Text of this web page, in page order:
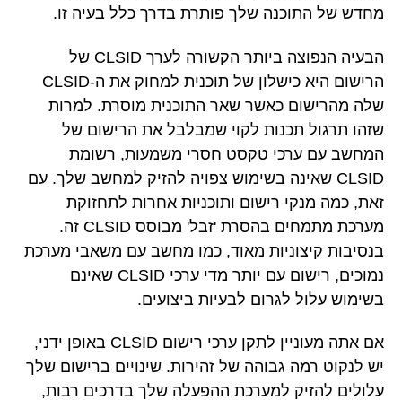
מחדש של התוכנה שלך פותרת בדרך כלל בעיה זו.
הבעיה הנפוצה ביותר הקשורה לערך CLSID של
הרישום היא כישלון של תוכנית למחוק את ה-CLSID
שלה מהרישום כאשר שאר התוכנית מוסרת. למרות
שזהו תרגול תכנות לקוי שמבלבל את הרישום של
המחשב עם ערכי טקסט חסרי משמעות, רשומת
CLSID שאינה בשימוש צפויה להזיק למחשב שלך. עם
זאת, כמה מנקי רישום ותוכניות אחרות לתחזוקת
מערכת מתמחים בהסרת 'זבל' מבוסס CLSID זה.
בנסיבות קיצוניות מאוד, כמו מחשב עם משאבי מערכת
נמוכים, רישום עם יותר מדי ערכי CLSID שאינם
בשימוש עלול לגרום לבעיות ביצועים.
אם אתה מעוניין לתקן ערכי רישום CLSID באופן ידני,
יש לנקוט רמה גבוהה של זהירות. שינויים ברישום שלך
עלולים להזיק למערכת ההפעלה שלך בדרכים רבות,